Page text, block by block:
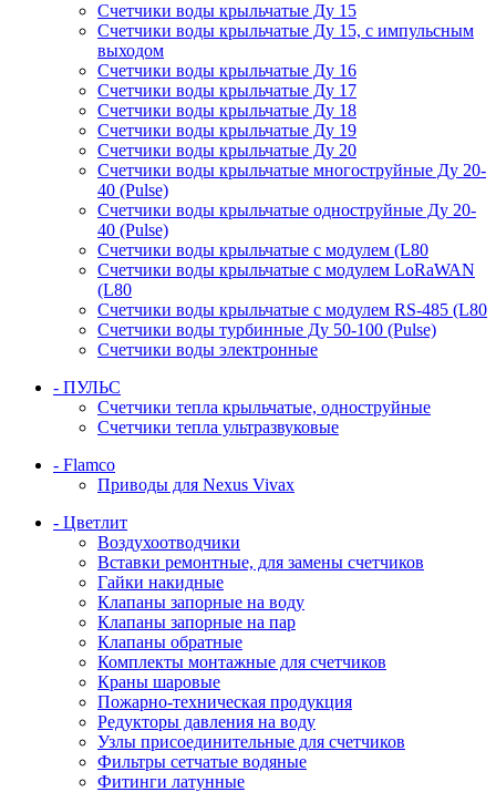
Счетчики воды крыльчатые Ду 15
Счетчики воды крыльчатые Ду 15, с импульсным
выходом
Счетчики воды крыльчатые Ду 16
Счетчики воды крыльчатые Ду 17
Счетчики воды крыльчатые Ду 18
Счетчики воды крыльчатые Ду 19
Счетчики воды крыльчатые Ду 20
Счетчики воды крыльчатые многоструйные Ду 20-
40 (Pulse)
Счетчики воды крыльчатые одноструйные Ду 20-
40 (Pulse)
Счетчики воды крыльчатые с модулем (L80
Счетчики воды крыльчатые с модулем LoRaWAN
(L80
Счетчики воды крыльчатые с модулем RS-485 (L80
Счетчики воды турбинные Ду 50-100 (Pulse)
Счетчики воды электронные
- ПУЛЬС
Счетчики тепла крыльчатые, одноструйные
Счетчики тепла ультразвуковые
- Flamco
Приводы для Nexus Vivax
- Цветлит
Воздухоотводчики
Вставки ремонтные, для замены счетчиков
Гайки накидные
Клапаны запорные на воду
Клапаны запорные на пар
Клапаны обратные
Комплекты монтажные для счетчиков
Краны шаровые
Пожарно-техническая продукция
Редукторы давления на воду
Узлы присоединительные для счетчиков
Фильтры сетчатые водяные
Фитинги латунные